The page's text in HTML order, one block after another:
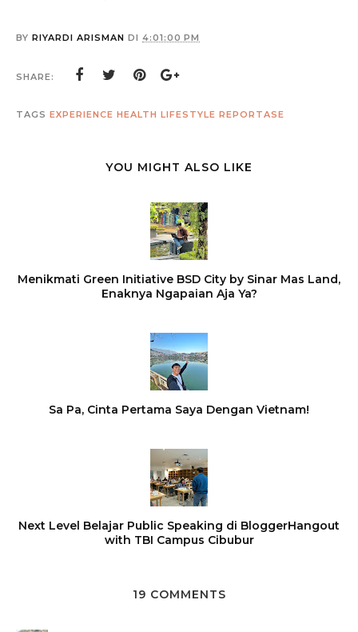
BY RIYARDI ARISMAN DI 4:01:00 PM
SHARE:
TAGS EXPERIENCE HEALTH LIFESTYLE REPORTASE
YOU MIGHT ALSO LIKE
Menikmati Green Initiative BSD City by Sinar Mas Land,
Enaknya Ngapaian Aja Ya?
Sa Pa, Cinta Pertama Saya Dengan Vietnam!
Next Level Belajar Public Speaking di BloggerHangout
with TBI Campus Cibubur
19 COMMENTS